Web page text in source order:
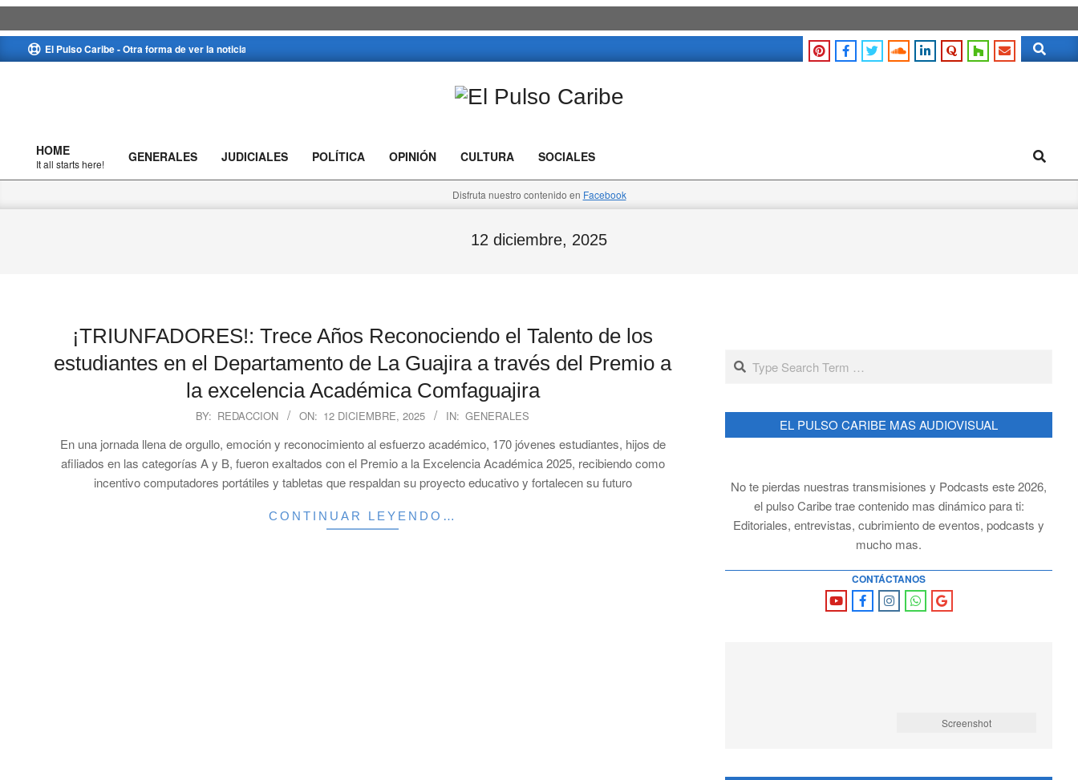
to
El Pulso Caribe - Otra forma de ver la noticia Search
Caribe
Primary
Navigation
HOME
It all starts here! GENERALES JUDICIALES POLÍTICA OPINIÓN CULTURA SOCIALES Search
Disfruta nuestro contenido en Facebook
12 diciembre, 2025
¡TRIUNFADORES!: Trece Años Reconociendo el Talento de los
estudiantes en el Departamento de La Guajira a través del Premio a
la excelencia Académica Comfaguajira
BY: REDACCION ON: 12 DICIEMBRE, 2025 IN: GENERALES
En una jornada llena de orgullo, emoción y reconocimiento al esfuerzo académico, 170 jóvenes estudiantes, hijos de
afiliados en las categorías A y B, fueron exaltados con el Premio a la Excelencia Académica 2025, recibiendo como
incentivo computadores portátiles y tabletas que respaldan su proyecto educativo y fortalecen su futuro
CONTINUAR LEYENDO…
Search
EL PULSO CARIBE MAS AUDIOVISUAL
No te pierdas nuestras transmisiones y Podcasts este 2026,
el pulso Caribe trae contenido mas dinámico para ti:
Editoriales, entrevistas, cubrimiento de eventos, podcasts y
mucho mas.
CONTÁCTANOS
Screenshot